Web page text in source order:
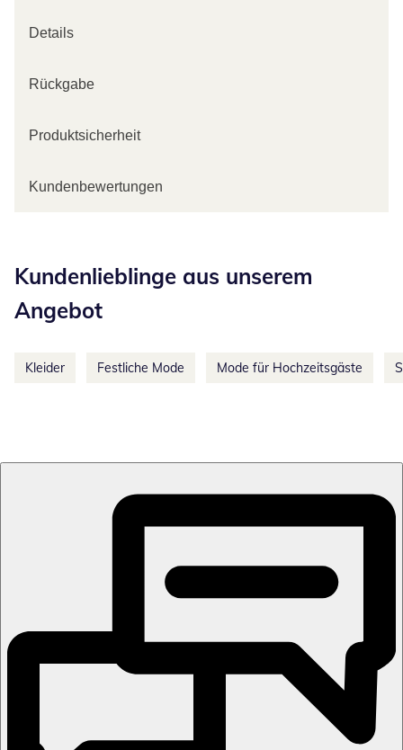
Details
Rückgabe
Produktsicherheit
Kundenbewertungen
Kundenlieblinge aus unserem
Angebot
Kleider Festliche Mode Mode für Hochzeitsgäste